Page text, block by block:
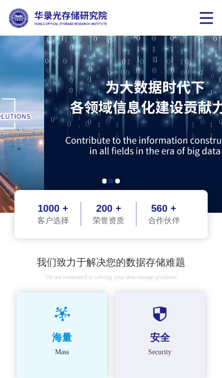
1000 +
客户选择
200 +
荣誉资质
560 +
合作伙伴
我们致力于解决您的数据存储难题
We are committed to solving your data storage problems
海量
Mass
安全
Security